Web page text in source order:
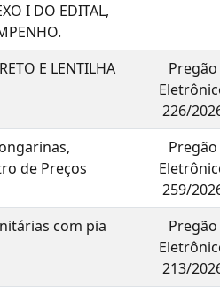
I DO EDITAL,
E LENTILHA
Pregão
226/
de Preços
Pregão
259/
com pia
Pregão
213/